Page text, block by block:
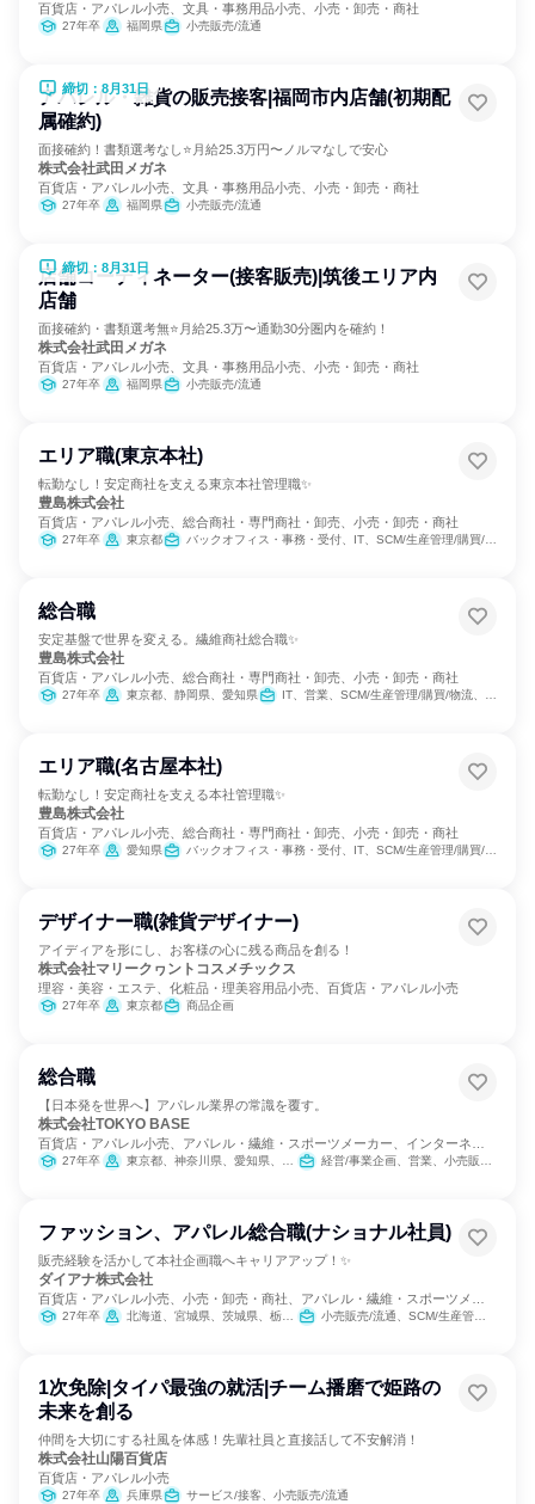
百貨店・アパレル小売、文具・事務用品小売、小売・卸売・商社
27年卒 福岡県 小売販売/流通
締切：8月31日
アパレル・雑貨の販売接客|福岡市内店舗(初期配
属確約)
面接確約！書類選考なし⭐月給25.3万円〜ノルマなしで安心
株式会社武田メガネ
百貨店・アパレル小売、文具・事務用品小売、小売・卸売・商社
27年卒 福岡県 小売販売/流通
締切：8月31日
店舗コーディネーター(接客販売)|筑後エリア内
店舗
面接確約・書類選考無⭐月給25.3万〜通勤30分圏内を確約！
株式会社武田メガネ
百貨店・アパレル小売、文具・事務用品小売、小売・卸売・商社
27年卒 福岡県 小売販売/流通
エリア職(東京本社)
転勤なし！安定商社を支える東京本社管理職✨
豊島株式会社
百貨店・アパレル小売、総合商社・専門商社・卸売、小売・卸売・商社
27年卒 東京都 バックオフィス・事務・受付、IT、SCM/生産管理/購買/物流、経理/税務/財務、人事、総務
総合職
安定基盤で世界を変える。繊維商社総合職✨
豊島株式会社
百貨店・アパレル小売、総合商社・専門商社・卸売、小売・卸売・商社
27年卒 東京都、静岡県、愛知県 IT、営業、SCM/生産管理/購買/物流、人事、総務
エリア職(名古屋本社)
転勤なし！安定商社を支える本社管理職✨
豊島株式会社
百貨店・アパレル小売、総合商社・専門商社・卸売、小売・卸売・商社
27年卒 愛知県 バックオフィス・事務・受付、IT、SCM/生産管理/購買/物流、経理/税務/財務、人事、総務
デザイナー職(雑貨デザイナー)
アイディアを形にし、お客様の心に残る商品を創る！
株式会社マリークヮントコスメチックス
理容・美容・エステ、化粧品・理美容用品小売、百貨店・アパレル小売
27年卒 東京都 商品企画
総合職
【日本発を世界へ】アパレル業界の常識を覆す。
株式会社TOKYO BASE
百貨店・アパレル小売、アパレル・繊維・スポーツメーカー、インターネッ
ト・Webサービス
27年卒 東京都、神奈川県、愛知県、京都府、大阪府 経営/事業企画、営業、小売販売/流通、組織運営管理・公務員・事務系職種
ファッション、アパレル総合職(ナショナル社員)
販売経験を活かして本社企画職へキャリアアップ！✨
ダイアナ株式会社
百貨店・アパレル小売、小売・卸売・商社、アパレル・繊維・スポーツメー
カー27年卒 北海道、宮城県、茨城県、栃木県、群馬県、埼玉県、千葉県、東京都、神奈川県、石川県、長野県、岐阜県、静岡県、愛知県、三重県、滋賀県、京都府、大阪府、兵庫県、岡山県、広島県、福岡県、長崎県、熊本県、大分県、鹿児島県 小売販売/流通、SCM/生産管理/購買/物流、経営/事業企画、人事、商品企画、マーケティング・広告・宣伝
1次免除|タイパ最強の就活|チーム播磨で姫路の
未来を創る
仲間を大切にする社風を体感！先輩社員と直接話して不安解消！
株式会社山陽百貨店
百貨店・アパレル小売
27年卒 兵庫県 サービス/接客、小売販売/流通